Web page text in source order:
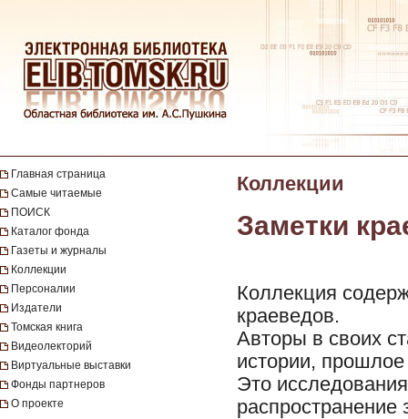
Главная страница
Самые читаемые
ПОИСК
Каталог фонда
Газеты и журналы
Коллекции
Персоналии
Издатели
Томская книга
Видеолекторий
Виртуальные выставки
Фонды партнеров
О проекте
Коллекции
Заметки
Коллекция
краеведов.
Авторы в своих
истории,
Это
распространение